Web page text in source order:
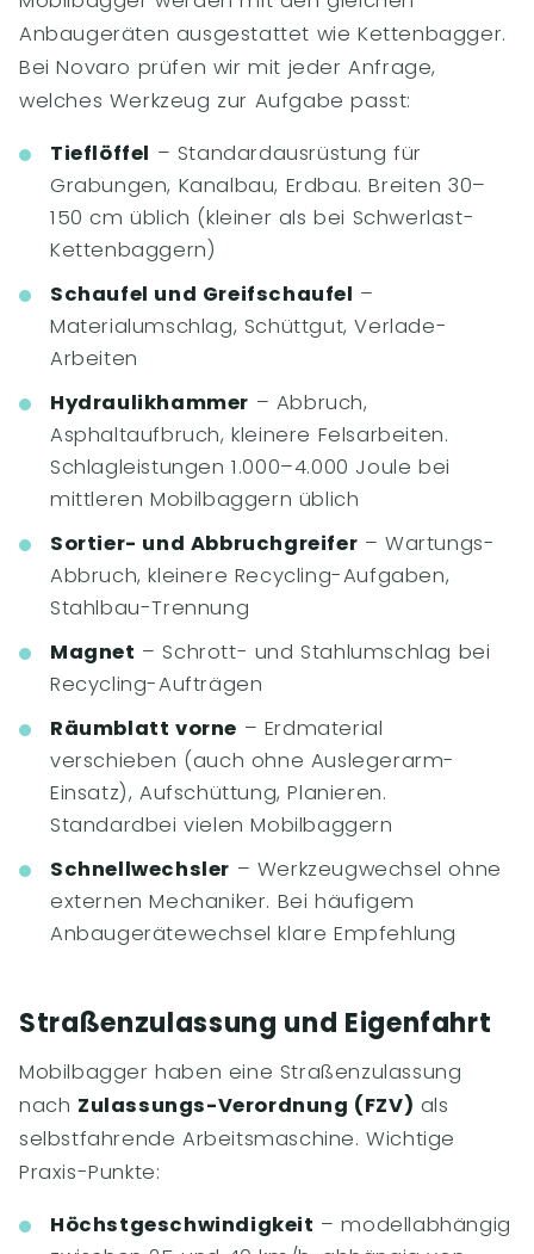
Anbaugeräten ausgestattet wie Kettenbagger.
Bei Novaro prüfen wir mit jeder Anfrage,
welches Werkzeug zur Aufgabe passt:
Tieflöffel – Standardausrüstung für
Grabungen, Kanalbau, Erdbau. Breiten 30–
150 cm üblich (kleiner als bei Schwerlast-
Kettenbaggern)
Schaufel und Greifschaufel –
Materialumschlag, Schüttgut, Verlade-
Arbeiten
Hydraulikhammer – Abbruch,
Asphaltaufbruch, kleinere Felsarbeiten.
Schlagleistungen 1.000–4.000 Joule bei
mittleren Mobilbaggern üblich
Sortier- und Abbruchgreifer – Wartungs-
Abbruch, kleinere Recycling-Aufgaben,
Stahlbau-Trennung
Magnet – Schrott- und Stahlumschlag bei
Recycling-Aufträgen
Räumblatt vorne – Erdmaterial
verschieben (auch ohne Auslegerarm-
Einsatz), Aufschüttung, Planieren.
Standardbei vielen Mobilbaggern
Schnellwechsler – Werkzeugwechsel ohne
externen Mechaniker. Bei häufigem
Anbaugerätewechsel klare Empfehlung
Straßenzulassung und Eigenfahrt
Mobilbagger haben eine Straßenzulassung
nach Zulassungs-Verordnung (FZV) als
selbstfahrende Arbeitsmaschine. Wichtige
Praxis-Punkte:
Höchstgeschwindigkeit – modellabhängig